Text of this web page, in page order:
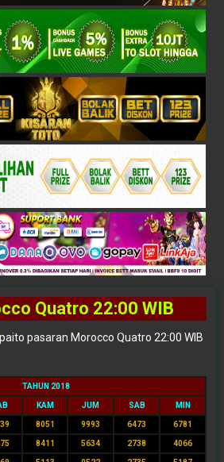
Quatro 22:00 WIB
pasaran Morocco Quatro 22:00 WIB
TAHUN 2018
KAM JUM SAB MIN
8051 9993 6473 6781
8411 5634 2738 4066